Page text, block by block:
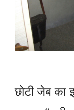
छोटी जेब का